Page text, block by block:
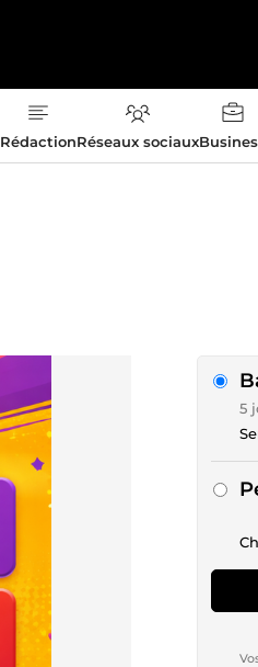
RédactionRéseaux sociaux
5